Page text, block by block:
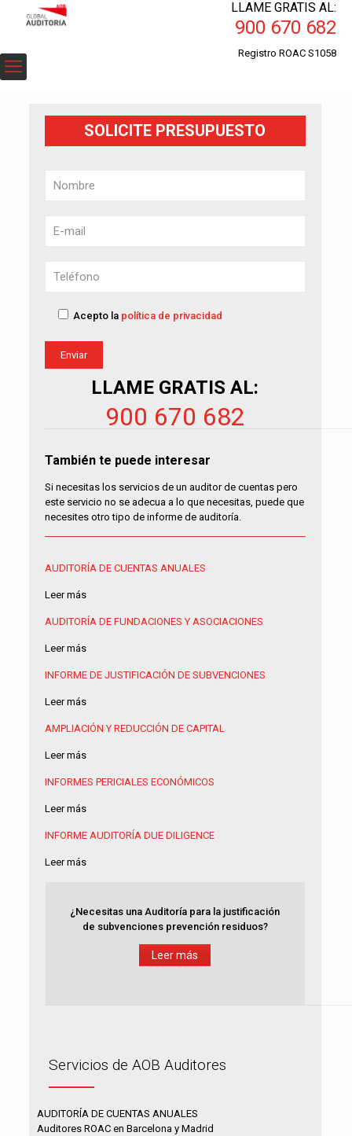
LLAME GRATIS AL:
900 670 682
Registro ROAC S1058
SOLICITE PRESUPUESTO
Acepto la política de privacidad
LLAME GRATIS AL:
900 670 682
También te puede interesar
Si necesitas los servicios de un auditor de cuentas pero
este servicio no se adecua a lo que necesitas, puede que
necesites otro tipo de informe de auditoría.
AUDITORÍA DE CUENTAS ANUALES
Leer más
AUDITORÍA DE FUNDACIONES Y ASOCIACIONES
Leer más
INFORME DE JUSTIFICACIÓN DE SUBVENCIONES
Leer más
AMPLIACIÓN Y REDUCCIÓN DE CAPITAL
Leer más
INFORMES PERICIALES ECONÓMICOS
Leer más
INFORME AUDITORÍA DUE DILIGENCE
Leer más
¿Necesitas una Auditoría para la justificación
de subvenciones prevención residuos?
Leer más
Servicios de AOB Auditores
AUDITORÍA DE CUENTAS ANUALES
Auditores ROAC en Barcelona y Madrid